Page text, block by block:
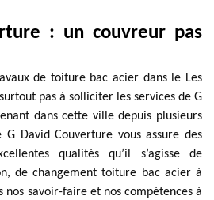
: un couvreur pas
de toiture bac acier dans le Les
pas à solliciter les services de G
dans cette ville depuis plusieurs
David Couverture vous assure des
qualités qu’il s’agisse de
de changement toiture bac acier à
nos savoir-faire et nos compétences à